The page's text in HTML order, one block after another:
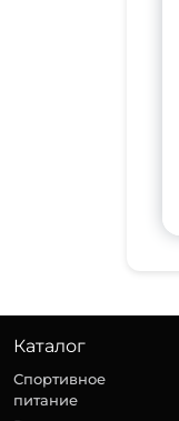
Каталог
Спортивное
питание